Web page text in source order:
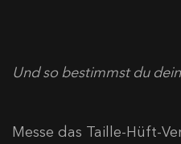
Und so bestimmst du
Messe das Taille-Hüft-